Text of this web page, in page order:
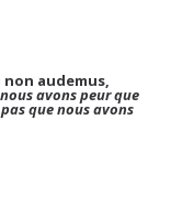
audemus,
avons peur que
que nous avons